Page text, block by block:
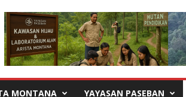
MONTANA YAYASAN PASEBAN